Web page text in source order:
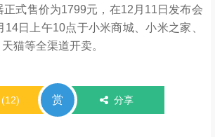
正式售价为1799元，在12月11日发布会
14日上午10点于小米商城、小米之家、
猫等全渠道开卖。
(12) 赏 分享